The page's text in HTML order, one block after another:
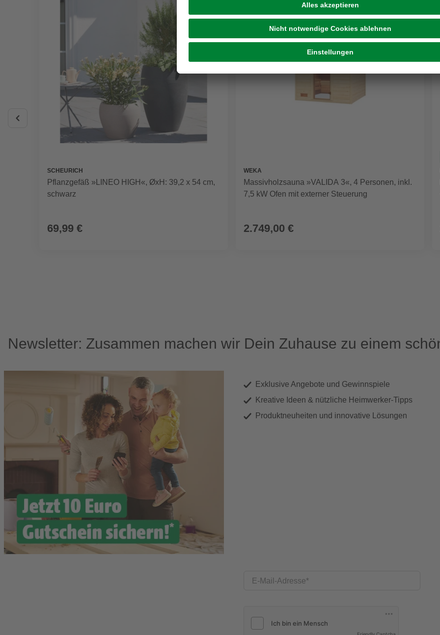
SCHEURICH
Pflanzgefäß »LINEO HIGH«, ØxH: 39,2 x 54 cm,
schwarz
69,99 €
WEKA
Massivholzsauna »VALIDA 3«, 4 Personen, inkl.
7,5 kW Ofen mit externer Steuerung
2.749,00 €
Newsletter: Zusammen machen wir Dein Zuhause zu einem
Exklusive Angebote und Gewinnspiele
Kreative Ideen & nützliche Heimwerker-Tipps
Produktneuheiten und innovative Lösungen
E-Mail-Adresse